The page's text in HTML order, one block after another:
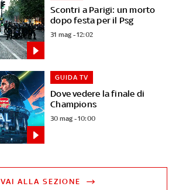
Scontri a Parigi: un morto
dopo festa per il Psg
31 mag - 12:02
Dove vedere la finale di
Champions
GUIDA TV
30 mag - 10:00
VAI ALLA SEZIONE